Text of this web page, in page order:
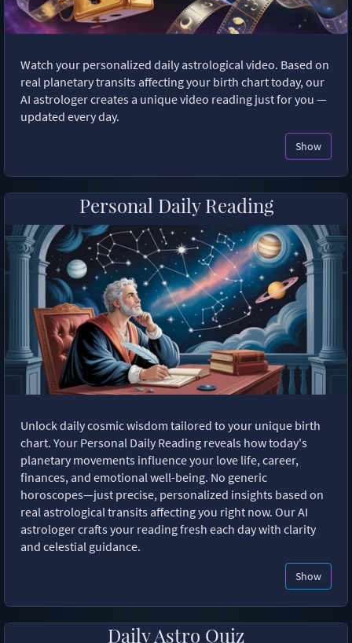
Watch your personalized daily astrological video. Based on
real planetary transits affecting your birth chart today, our
AI astrologer creates a unique video reading just for you —
updated every day.
Show
Personal Daily Reading
Unlock daily cosmic wisdom tailored to your unique birth
chart. Your Personal Daily Reading reveals how today's
planetary movements influence your love life, career,
finances, and emotional well-being. No generic
horoscopes—just precise, personalized insights based on
real astrological transits affecting you right now. Our AI
astrologer crafts your reading fresh each day with clarity
and celestial guidance.
Show
Daily Astro Quiz